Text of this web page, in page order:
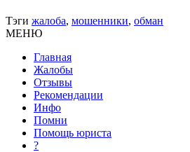
Тэги жалоба, мошенники, обман
МЕНЮ
Главная
Жалобы
Отзывы
Рекомендации
Инфо
Помни
Помощь юриста
?